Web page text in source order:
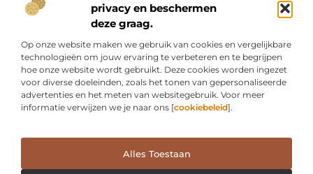
privacy en beschermen
deze graag.
Op onze website maken we gebruik van cookies en vergelijkbare
technologieën om jouw ervaring te verbeteren en te begrijpen
hoe onze website wordt gebruikt. Deze cookies worden ingezet
voor diverse doeleinden, zoals het tonen van gepersonaliseerde
advertenties en het meten van websitegebruik. Voor meer
informatie verwijzen we je naar ons [cookiebeleid].
Alles Toestaan
Bericht categorie
Onze informatie